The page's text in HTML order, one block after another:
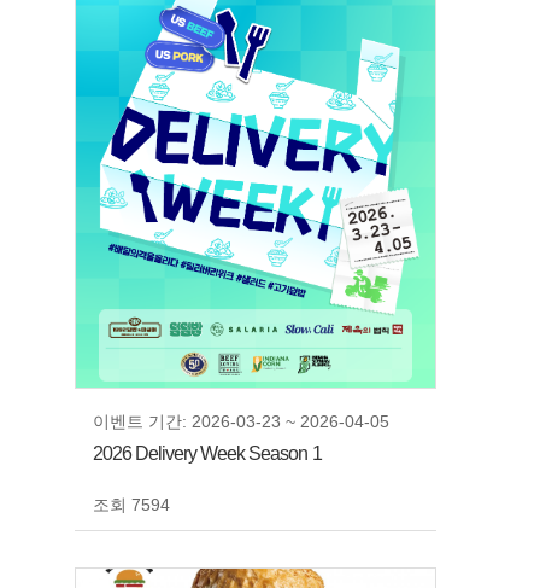
이벤트 기간: 2026-03-23 ~ 2026-04-05
2026 Delivery Week Season 1
조회 7594